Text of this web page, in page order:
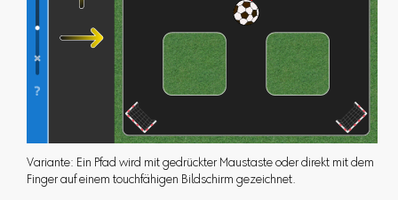
Variante: Ein Pfad wird mit gedrückter Maustaste oder direkt mit dem
Finger auf einem touchfähigen Bildschirm gezeichnet.